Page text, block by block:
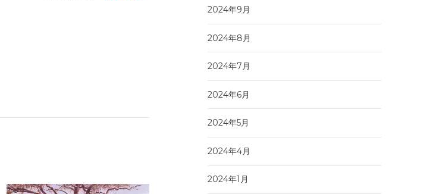
2024年9月
2024年8月
2024年7月
2024年6月
2024年5月
2024年4月
2024年1月